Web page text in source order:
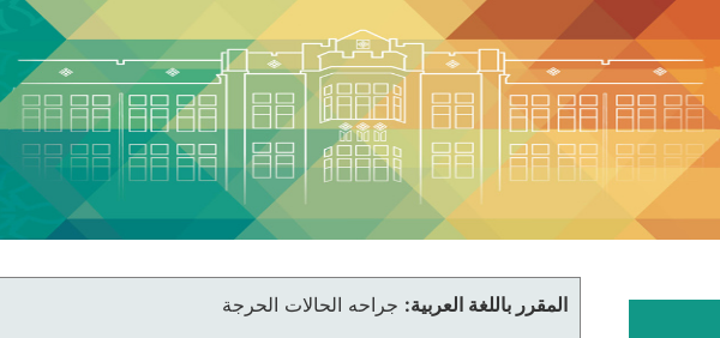
المقرر باللغة العربية: جراحه الحالات الحرجة